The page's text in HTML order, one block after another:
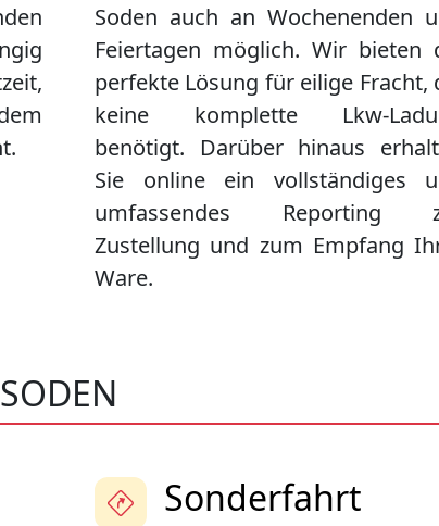
Soden auch an Wochenenden
Feiertagen möglich. Wir bieten
perfekte Lösung für eilige Fracht,
keine komplette Lkw-
benötigt. Darüber hinaus
Sie online ein vollständiges
umfassendes Reporting
Zustellung und zum Empfang
Ware.
Sonderfahrt